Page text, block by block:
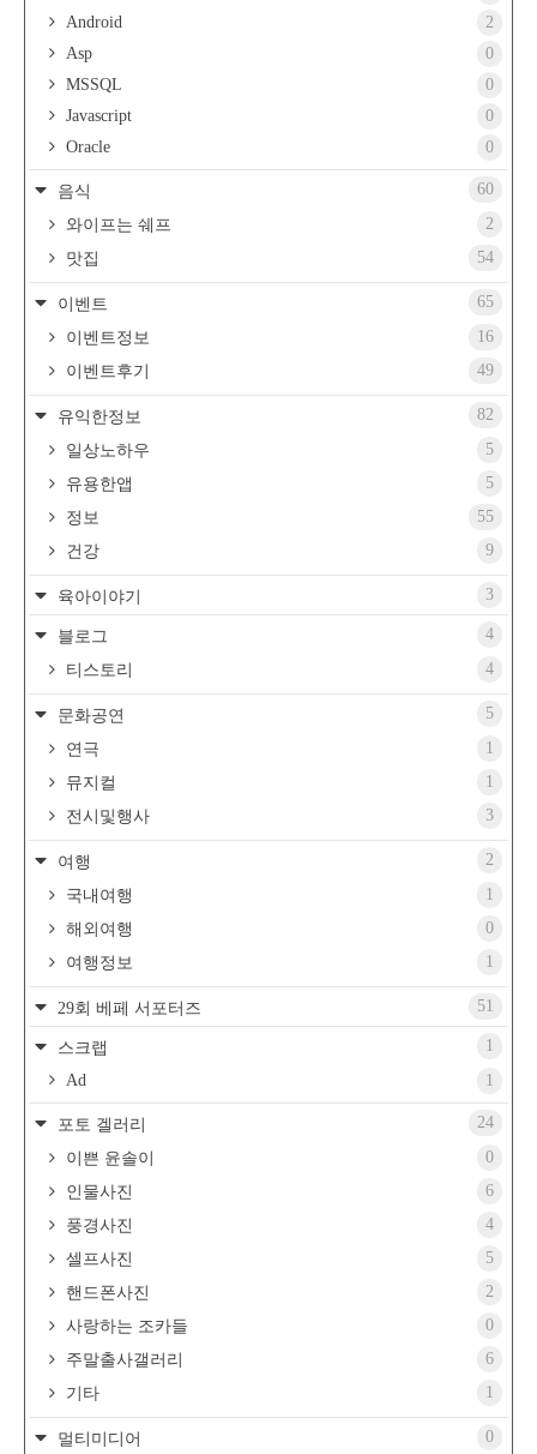
Android
2
Asp
0
MSSQL
0
Javascript
0
Oracle
0
음식
60
와이프는 쉐프
2
맛집
54
이벤트
65
이벤트정보
16
이벤트후기
49
유익한정보
82
일상노하우
5
유용한앱
5
정보
55
건강
9
육아이야기 3
블로그
4
티스토리
4
문화공연
5
연극
1
뮤지컬
1
전시및행사
3
여행
2
국내여행
1
해외여행
0
여행정보
1
29회 베페 서포터즈 51
스크랩
1
Ad
1
포토 겔러리
24
이쁜 윤솔이
0
인물사진
6
풍경사진
4
셀프사진
5
핸드폰사진
2
사랑하는 조카들
0
주말출사갤러리
6
기타
1
멀티미디어
0